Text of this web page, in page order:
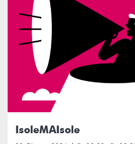
IsoleMAIsole